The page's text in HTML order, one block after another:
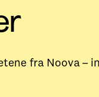
fra Noova –